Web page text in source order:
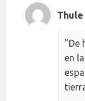
Thule
"De
en